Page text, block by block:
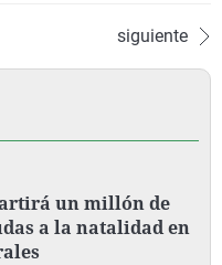
siguiente
un millón de
a la natalidad en